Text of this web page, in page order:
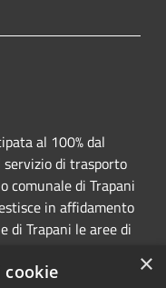
al 100% dal
servizio di trasporto
comunale di Trapani
in affidamento
di Trapani le aree di
e verticale.
×